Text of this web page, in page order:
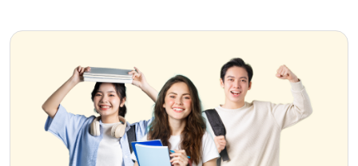
AP Biology
AP Chemistry
AP Environmental Science